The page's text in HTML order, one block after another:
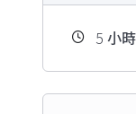
5 小時